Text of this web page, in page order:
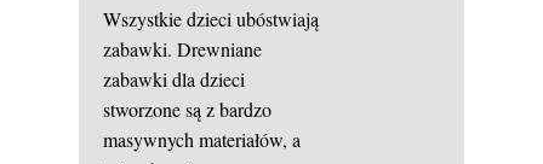
Wszystkie dzieci ubóstwiają
zabawki. Drewniane
zabawki dla dzieci
stworzone są z bardzo
masywnych materiałów, a